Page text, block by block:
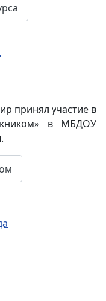
принял участие в
в МБДОУ